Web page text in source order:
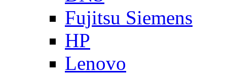
Fujitsu Siemens
HP
Lenovo